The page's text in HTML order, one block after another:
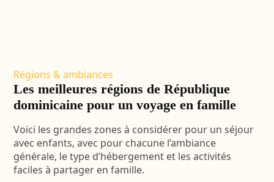
Régions & ambiances
Les meilleures régions de République
dominicaine pour un voyage en famille
Voici les grandes zones à considérer pour un séjour
avec enfants, avec pour chacune l’ambiance
générale, le type d’hébergement et les activités
faciles à partager en famille.